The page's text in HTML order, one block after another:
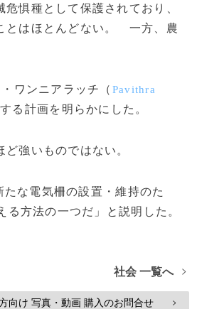
惧種として保護されており、
とはほとんどない。 一方、農
ワンニアラッチ（ Pavithra
る計画を明らかにした。
強いものではない。
たな電気柵の設置・維持のた
方法の一つだ」と説明した。
社会 一覧へ >
向け 写真・動画 購入のお問合せ >